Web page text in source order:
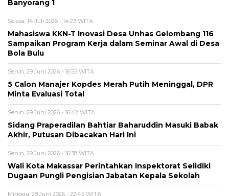
Banyorang 1
Selasa, 14 Juli 2026 - 14:23 WITA
Mahasiswa KKN-T Inovasi Desa Unhas Gelombang 116
Sampaikan Program Kerja dalam Seminar Awal di Desa
Bola Bulu
Senin, 29 Juni 2026 - 16:55 WITA
5 Calon Manajer Kopdes Merah Putih Meninggal, DPR
Minta Evaluasi Total
Senin, 29 Juni 2026 - 16:42 WITA
Sidang Praperadilan Bahtiar Baharuddin Masuki Babak
Akhir, Putusan Dibacakan Hari Ini
Senin, 29 Juni 2026 - 16:38 WITA
Wali Kota Makassar Perintahkan Inspektorat Selidiki
Dugaan Pungli Pengisian Jabatan Kepala Sekolah
Minggu, 28 Juni 2026 - 22:45 WITA